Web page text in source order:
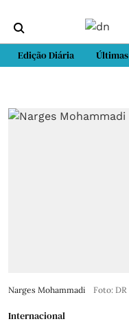
Edição Diária Últimas
Narges Mohammadi Foto: DR
Internacional